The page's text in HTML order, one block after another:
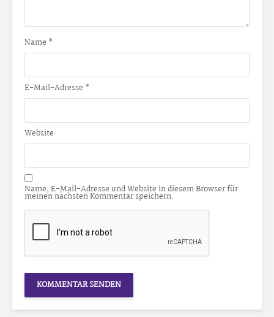
Name *
E-Mail-Adresse *
Website
Name, E-Mail-Adresse und Website in diesem Browser für
meinen nächsten Kommentar speichern.